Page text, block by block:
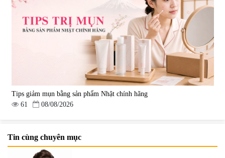
Tips giảm mụn bằng sản phẩm Nhật chính hãng
61
08/08/2026
Tin cùng chuyên mục